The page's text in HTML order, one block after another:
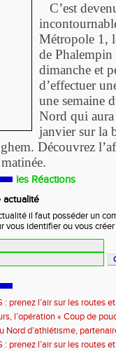
C’est
Métropole 1,
de Phalempin
dimanche et
d’effectuer
une semaine
Nord qui
janvier sur la
Découvrez
les Réactions
actualité
il faut posséder un
vous identifier ou vous
: prenez l’air sur les routes
l’opération « Coup de
Nord d’athlétisme,
: prenez l’air sur les routes